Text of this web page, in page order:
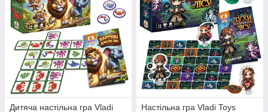
Дитяча настільна гра Vladi
Настільна гра Vladi Toys